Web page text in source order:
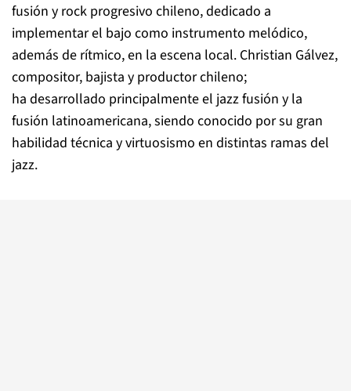
fusión y rock progresivo chileno, dedicado a
implementar el bajo como instrumento melódico,
además de rítmico, en la escena local. Christian Gálvez,
compositor, bajista y productor chileno;
ha desarrollado principalmente el jazz fusión y la
fusión latinoamericana, siendo conocido por su gran
habilidad técnica y virtuosismo en distintas ramas del
jazz.